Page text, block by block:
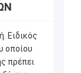
Ειδικός
οποίου
πρέπει